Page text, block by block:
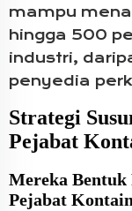
mampu
hingga 500
industri,
penyedia
Strategi
Pejabat
Mereka
Pejabat